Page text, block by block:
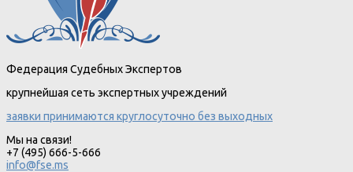
Федерация Судебных Экспертов
крупнейшая сеть экспертных учреждений
заявки принимаются круглосуточно без выходных
Мы на связи!
+7 (495) 666-5-666
info@fse.ms